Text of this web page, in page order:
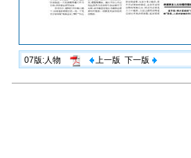
07版:人物 上一版 下一版